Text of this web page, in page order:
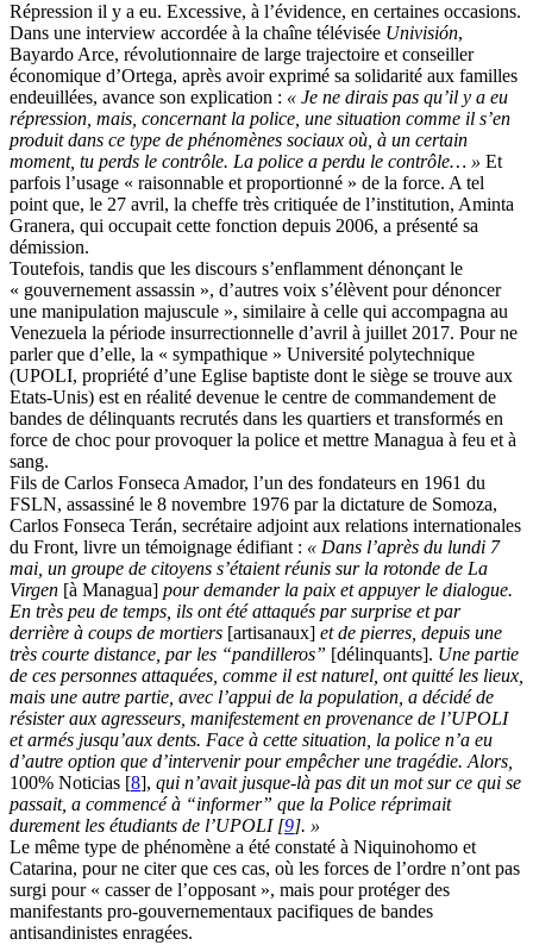
Répression il y a eu. Excessive, à l’évidence, en certaines occasions.
Dans une interview accordée à la chaîne télévisée Univisión,
Bayardo Arce, révolutionnaire de large trajectoire et conseiller
économique d’Ortega, après avoir exprimé sa solidarité aux familles
endeuillées, avance son explication : « Je ne dirais pas qu’il y a eu
répression, mais, concernant la police, une situation comme il s’en
produit dans ce type de phénomènes sociaux où, à un certain
moment, tu perds le contrôle. La police a perdu le contrôle… » Et
parfois l’usage « raisonnable et proportionné » de la force. A tel
point que, le 27 avril, la cheffe très critiquée de l’institution, Aminta
Granera, qui occupait cette fonction depuis 2006, a présenté sa
démission.
Toutefois, tandis que les discours s’enflamment dénonçant le
« gouvernement assassin », d’autres voix s’élèvent pour dénoncer
une manipulation majuscule », similaire à celle qui accompagna au
Venezuela la période insurrectionnelle d’avril à juillet 2017. Pour ne
parler que d’elle, la « sympathique » Université polytechnique
(UPOLI, propriété d’une Eglise baptiste dont le siège se trouve aux
Etats-Unis) est en réalité devenue le centre de commandement de
bandes de délinquants recrutés dans les quartiers et transformés en
force de choc pour provoquer la police et mettre Managua à feu et à
sang.
Fils de Carlos Fonseca Amador, l’un des fondateurs en 1961 du
FSLN, assassiné le 8 novembre 1976 par la dictature de Somoza,
Carlos Fonseca Terán, secrétaire adjoint aux relations internationales
du Front, livre un témoignage édifiant : « Dans l’après du lundi 7
mai, un groupe de citoyens s’étaient réunis sur la rotonde de La
Virgen [à Managua] pour demander la paix et appuyer le dialogue.
En très peu de temps, ils ont été attaqués par surprise et par
derrière à coups de mortiers [artisanaux] et de pierres, depuis une
très courte distance, par les “pandilleros” [délinquants]. Une partie
de ces personnes attaquées, comme il est naturel, ont quitté les lieux,
mais une autre partie, avec l’appui de la population, a décidé de
résister aux agresseurs, manifestement en provenance de l’UPOLI
et armés jusqu’aux dents. Face à cette situation, la police n’a eu
d’autre option que d’intervenir pour empêcher une tragédie. Alors,
100% Noticias [8], qui n’avait jusque-là pas dit un mot sur ce qui se
passait, a commencé à “informer” que la Police réprimait
durement les étudiants de l’UPOLI[9]. »
Le même type de phénomène a été constaté à Niquinohomo et
Catarina, pour ne citer que ces cas, où les forces de l’ordre n’ont pas
surgi pour « casser de l’opposant », mais pour protéger des
manifestants pro-gouvernementaux pacifiques de bandes
antisandinistes enragées.